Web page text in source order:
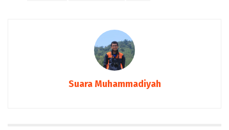
Suara Muhammadiyah